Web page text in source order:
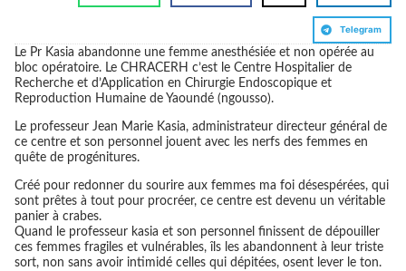
Telegram
Le Pr Kasia abandonne une femme anesthésiée et non opérée au
bloc opératoire. Le CHRACERH c’est le Centre Hospitalier de
Recherche et d’Application en Chirurgie Endoscopique et
Reproduction Humaine de Yaoundé (ngousso).
Le professeur Jean Marie Kasia, administrateur directeur général de
ce centre et son personnel jouent avec les nerfs des femmes en
quête de progénitures.
Créé pour redonner du sourire aux femmes ma foi désespérées, qui
sont prêtes à tout pour procréer, ce centre est devenu un véritable
panier à crabes.
Quand le professeur kasia et son personnel finissent de dépouiller
ces femmes fragiles et vulnérables, îls les abandonnent à leur triste
sort, non sans avoir intimidé celles qui dépitées, osent lever le ton.